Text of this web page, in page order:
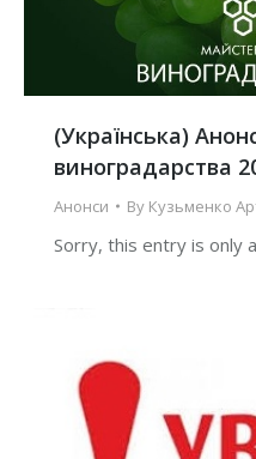
(Українська)
виноградарства
Анонси By Кузьменко
Sorry, this entry is only